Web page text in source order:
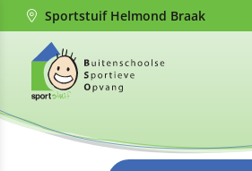
Sportstuif Helmond Braak